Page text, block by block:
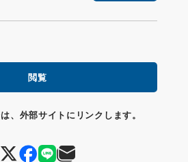
閲覧
、外部サイトにリンクします。